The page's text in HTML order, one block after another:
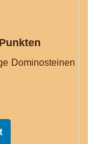
Dominosteinen